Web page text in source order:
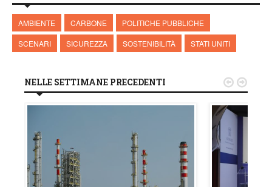
AMBIENTE CARBONE
POLITICHE PUBBLICHE
SCENARI
SICUREZZA SOSTENIBILITÀ STATI UNITI
NELLE SETTIMANE PRECEDENTI  